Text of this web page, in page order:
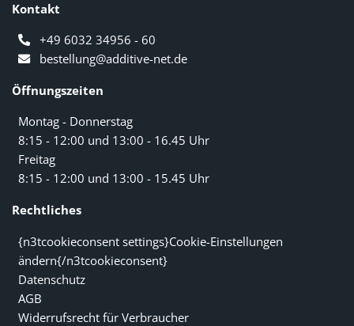
Kontakt
+49 6032 34956 - 60
bestellung@additive-net.de
Öffnungszeiten
Montag - Donnerstag
8:15 - 12:00 und 13:00 - 16.45 Uhr
Freitag
8:15 - 12:00 und 13:00 - 15.45 Uhr
Rechtliches
{n3tcookieconsent settings}Cookie-Einstellungen
ändern{/n3tcookieconsent}
Datenschutz
AGB
Widerrufsrecht für Verbraucher